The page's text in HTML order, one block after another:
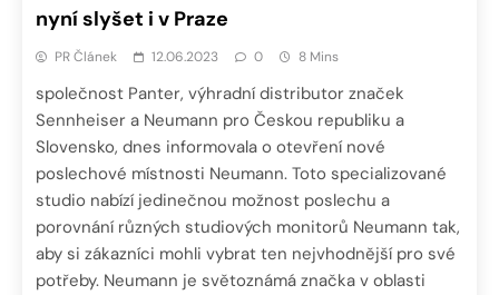
nyní slyšet i v Praze
PR Článek 12.06.2023 0 8 Mins
společnost Panter, výhradní distributor značek
Sennheiser a Neumann pro Českou republiku a
Slovensko, dnes informovala o otevření nové
poslechové místnosti Neumann. Toto specializované
studio nabízí jedinečnou možnost poslechu a
porovnání různých studiových monitorů Neumann tak,
aby si zákazníci mohli vybrat ten nejvhodnější pro své
potřeby. Neumann je světoznámá značka v oblasti